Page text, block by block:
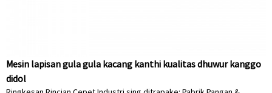
Mesin lapisan gula gula kacang kanthi kualitas dhuwur kanggo
didol